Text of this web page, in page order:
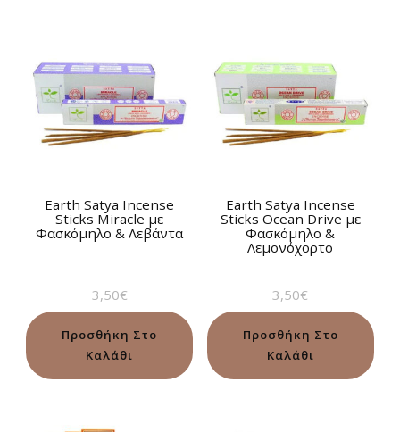
Earth Satya Incense
Sticks Miracle με
Φασκόμηλο & Λεβάντα
3,50€
Προσθήκη Στο
Καλάθι
Earth Satya Incense
Sticks Ocean Drive με
Φασκόμηλο &
Λεμονόχορτο
3,50€
Προσθήκη Στο
Καλάθι